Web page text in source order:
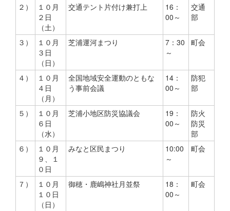
２）
１０月
２日
（土）
交通テント片付け兼打上
16：
00～
交通
部
３）
１０月
３日
（日）
芝浦運河まつり
7：30
～
町会
４）
１０月
４日
（月）
全国地域安全運動のともな
う事前会議
14：
00～
防犯
部
５）
１０月
６日
（水）
芝浦小地区防災協議会
19：
00～
防火
防災
部
６）
１０月
９、１
０日
みなと区民まつり
10:00
～
町会
７）
１０月
１０日
（日）
御穂・鹿嶋神社月並祭
18：
00～
町会